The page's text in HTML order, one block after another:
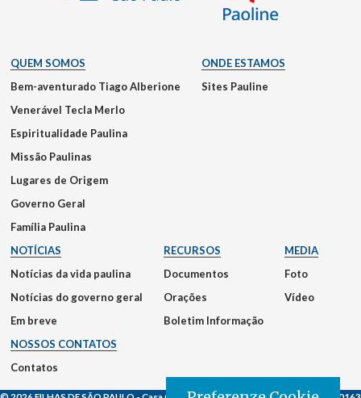
QUEM SOMOS
Bem-aventurado Tiago Alberione
Venerável Tecla Merlo
Espiritualidade Paulina
Missão Paulinas
Lugares de Origem
Governo Geral
Família Paulina
ONDE ESTAMOS
Sites Pauline
NOTÍCIAS
Notícias da vida paulina
Notícias do governo geral
Em breve
RECURSOS
Documentos
Orações
Boletim Informação
MEDIA
Foto
Vídeo
NOSSOS CONTATOS
Contatos